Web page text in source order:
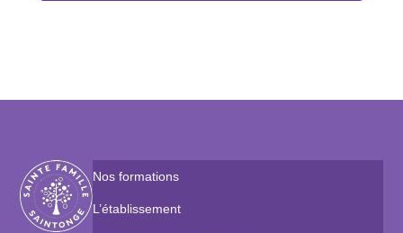
Nos formations
L’établissement